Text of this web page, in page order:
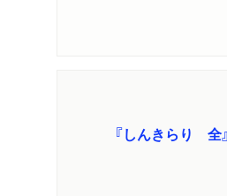
『しんきらり 全